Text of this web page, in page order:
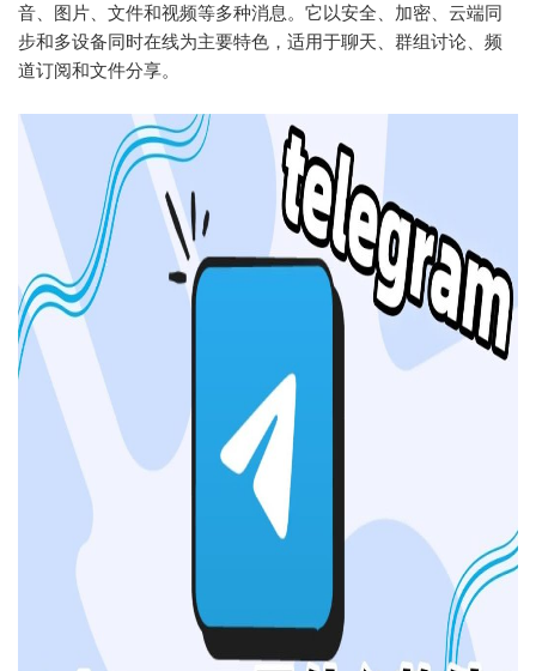
音、图片、文件和视频等多种消息。它以安全、加密、云端同
步和多设备同时在线为主要特色，适用于聊天、群组讨论、频
道订阅和文件分享。